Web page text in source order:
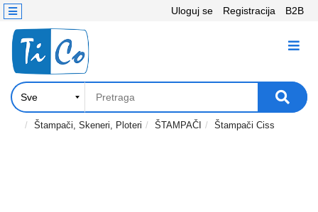
Uloguj se Registracija B2B
KATEGORIJE
Računari,
Komponente
Laptop
Kontakt
Štampači, Skeneri, Ploteri ŠTAMPAČI Štampači Ciss